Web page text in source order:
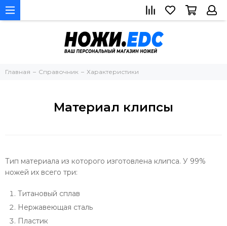
Главная Справочник Характеристики
Материал клипсы
Тип материала из которого изготовлена клипса. У 99%
ножей их всего три:
Титановый сплав
Нержавеющая сталь
Пластик